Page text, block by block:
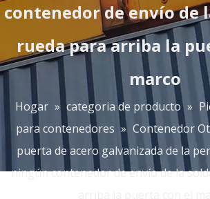
contenedor de envío de
rueda para arriba la
marco
Hogar » categoria de producto »
para contenedores » Contenedor
puerta de acero galvanizada de la
ningún contenedor de envío de la